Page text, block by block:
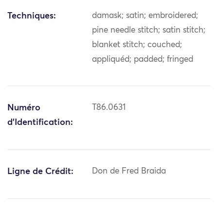
Techniques:
damask; satin; embroidered;
pine needle stitch; satin stitch;
blanket stitch; couched;
appliquéd; padded; fringed
Numéro
d'Identification:
T86.0631
Ligne de Crédit: Don de Fred Braida